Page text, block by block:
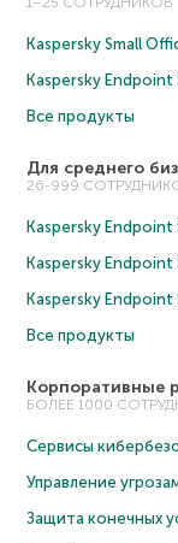
Kaspersky Small
Kaspersky
Все продукты
Для среднего
26-999
Kaspersky
Kaspersky
Kaspersky
Все продукты
Корпоративные
БОЛЕЕ 1000
Сервисы
Управление
Защита конечных